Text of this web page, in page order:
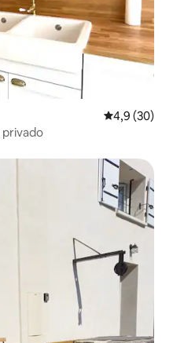
4,9 de uma
4,9 (30)
privado
hóspedes